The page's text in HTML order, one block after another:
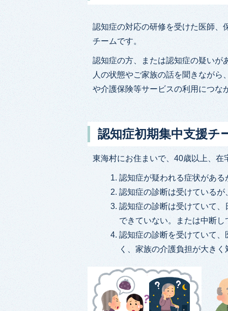
認知症の対応の研修を受けた医師、
チームです。
認知症の方、または認知症の疑いが
人の状態やご家族の話を聞きながら
や介護保険等サービスの利用につな
認知症初期集中支援チ
東海村にお住まいで、40歳以上、
認知症が疑われる症状があ
認知症の診断は受けている
認知症の診断は受けていて
できていない。または中断し
認知症の診断を受けていて
く、家族の介護負担が大き